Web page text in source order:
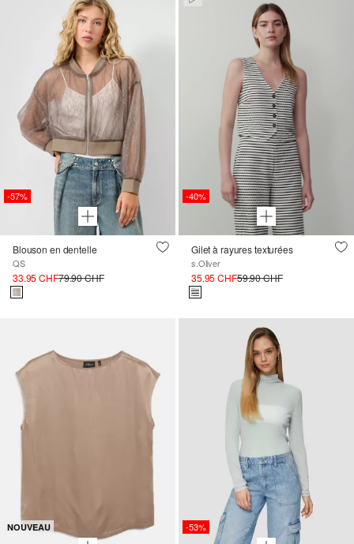
-57%
Blouson en dentelle
QS
33.95 CHF79.90 CHF
-40%
Gilet à rayures texturées
s.Oliver
35.95 CHF59.90 CHF
NOUVEAU -53%